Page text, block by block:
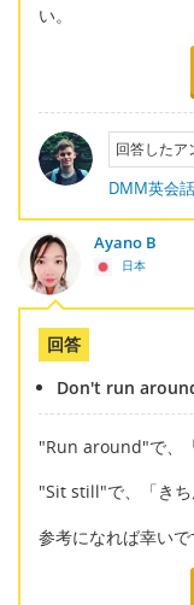
い。
回答したア
DMM英会話
Ayano B
日本
回答
Don't run
"Run around"で、
"Sit still"で、「きち
参考になれば幸いで